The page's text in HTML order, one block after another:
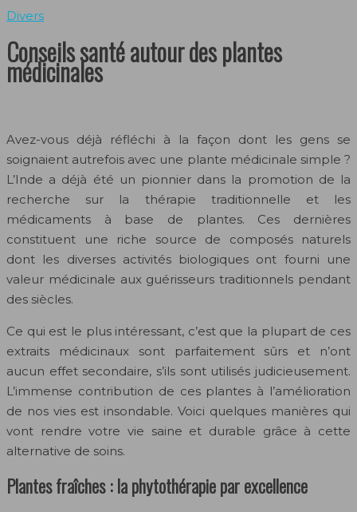
Divers
Conseils santé autour des plantes
médicinales
Avez-vous déjà réfléchi à la façon dont les gens se
soignaient autrefois avec une plante médicinale simple ?
L’Inde a déjà été un pionnier dans la promotion de la
recherche sur la thérapie traditionnelle et les
médicaments à base de plantes. Ces dernières
constituent une riche source de composés naturels
dont les diverses activités biologiques ont fourni une
valeur médicinale aux guérisseurs traditionnels pendant
des siècles.
Ce qui est le plus intéressant, c’est que la plupart de ces
extraits médicinaux sont parfaitement sûrs et n’ont
aucun effet secondaire, s’ils sont utilisés judicieusement.
L’immense contribution de ces plantes à l’amélioration
de nos vies est insondable. Voici quelques manières qui
vont rendre votre vie saine et durable grâce à cette
alternative de soins.
Plantes fraîches : la phytothérapie par excellence